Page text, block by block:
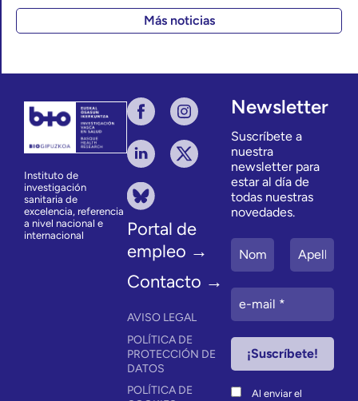
Más noticias
Instituto de
investigación
sanitaria de
excelencia, referencia
a nivel nacional e
internacional
Portal de
empleo →
Contacto →
AVISO LEGAL
POLÍTICA DE
PROTECCIÓN DE
DATOS
POLÍTICA DE
Newsletter
Suscríbete a
nuestra
newsletter para
estar al día de
todas nuestras
novedades.
Al enviar el